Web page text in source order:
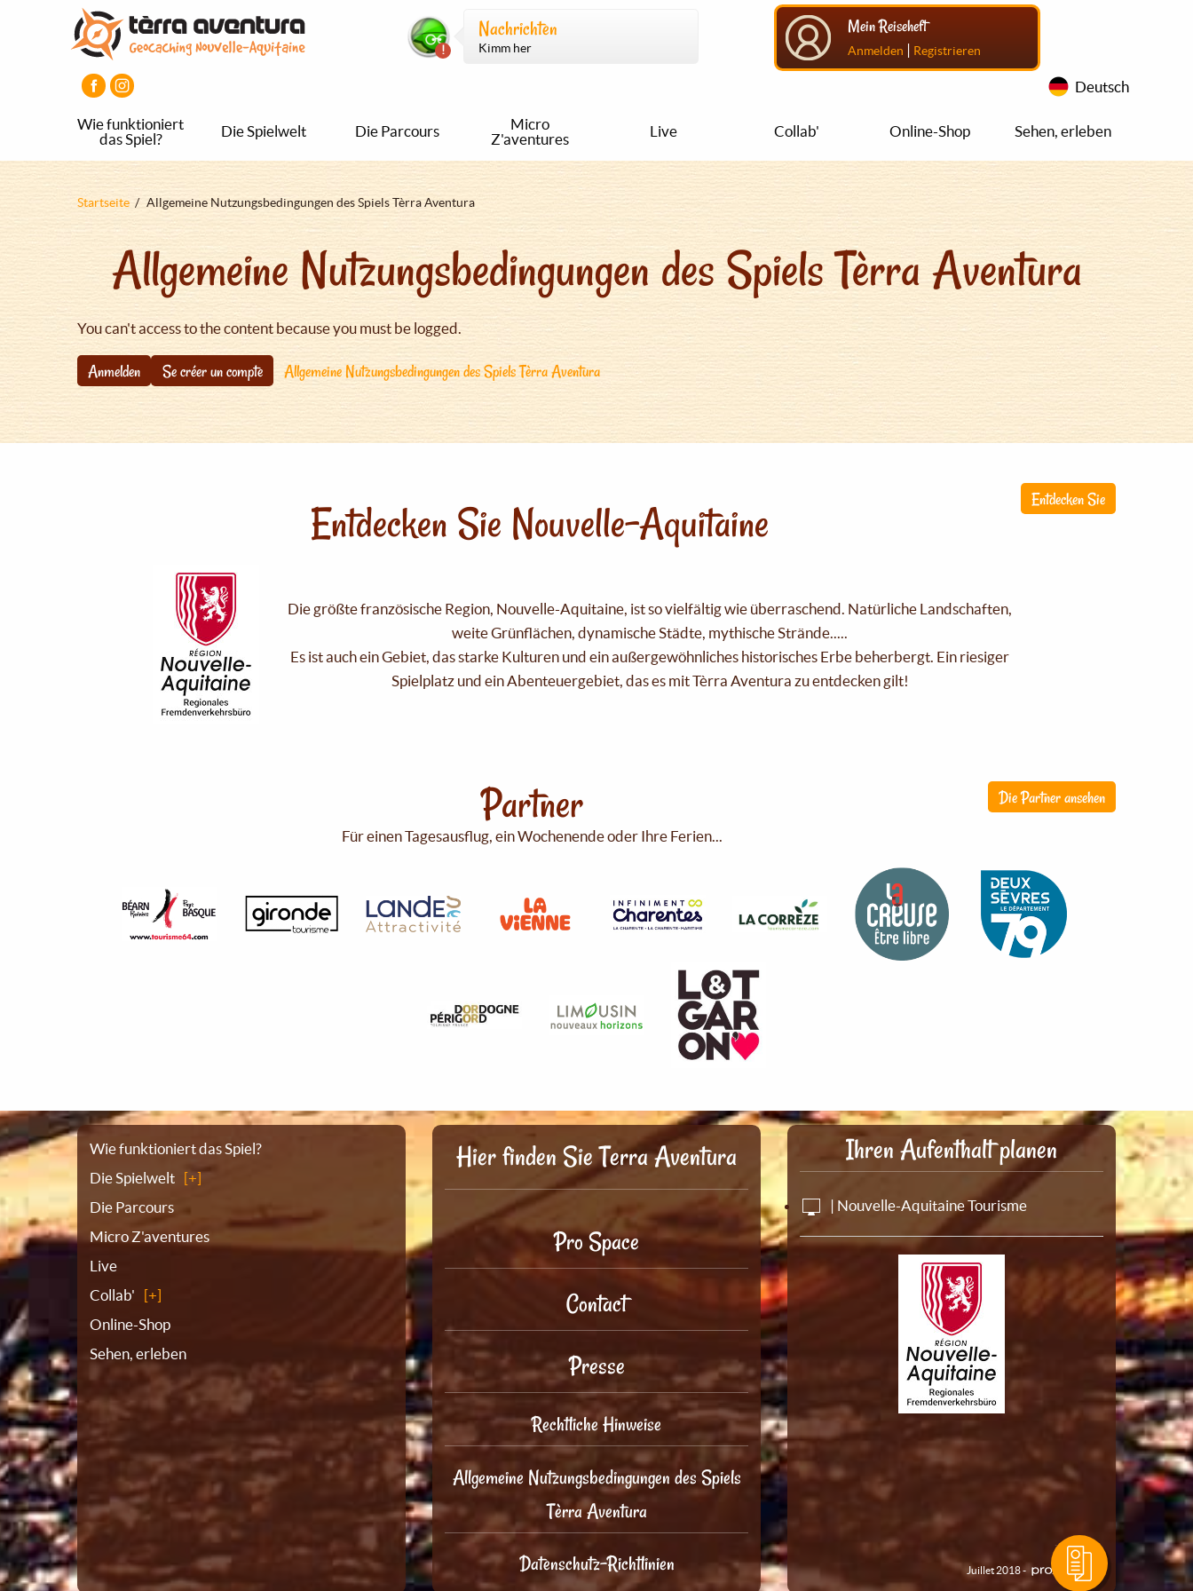
Nachrichten
Kimm her
Mein Reiseheft
Anmelden | Registrieren
Deutsch
Wie funktioniert
das Spiel?
Die Spielwelt Die Parcours
Micro
Z'aventures
Live Collab' Online-Shop Sehen, erleben
Pfadnavigation
Startseite Allgemeine Nutzungsbedingungen des Spiels Tèrra Aventura
Allgemeine Nutzungsbedingungen des Spiels Tèrra Aventura
You can't access to the content because you must be logged.
Anmelden Se créer un compte Allgemeine Nutzungsbedingungen des Spiels Tèrra Aventura
Entdecken Sie
Entdecken Sie Nouvelle-Aquitaine
Die größte französische Region, Nouvelle-Aquitaine, ist so vielfältig wie überraschend. Natürliche Landschaften,
weite Grünflächen, dynamische Städte, mythische Strände.....
Es ist auch ein Gebiet, das starke Kulturen und ein außergewöhnliches historisches Erbe beherbergt. Ein riesiger
Spielplatz und ein Abenteuergebiet, das es mit Tèrra Aventura zu entdecken gilt!
Die Partner ansehen
Partner
Für einen Tagesausflug, ein Wochenende oder Ihre Ferien...
Sitemap
Wie funktioniert das Spiel?
Die Spielwelt
Die Parcours
Micro Z'aventures
Live
Collab'
Online-Shop
Sehen, erleben
Hier finden Sie Terra Aventura
Pro Space
Contact
Presse
Rechtliche Hinweise
Allgemeine Nutzungsbedingungen des Spiels
Tèrra Aventura
Datenschutz-Richtlinien
Ihren Aufenthalt planen
| Nouvelle-Aquitaine Tourisme
Juillet 2018 -